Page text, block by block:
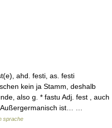
ahd. festi, as. festi
kein ja Stamm, deshalb
also g. * fastu Adj. fest , auch
Außergermanisch ist… …
sprache